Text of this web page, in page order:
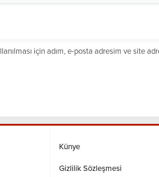
için adım, e-posta adresim ve site
Künye
Gizlilik Sözleşmesi